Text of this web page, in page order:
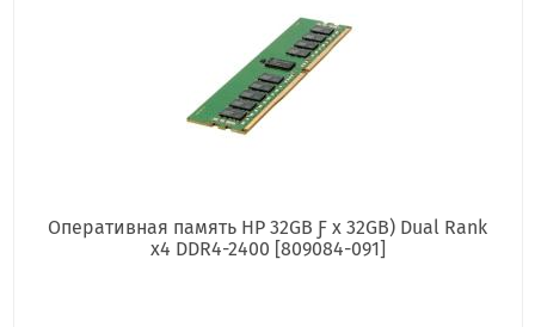
Оперативная память HP 32GB Ƒ x 32GB) Dual Rank
x4 DDR4-2400 [809084-091]